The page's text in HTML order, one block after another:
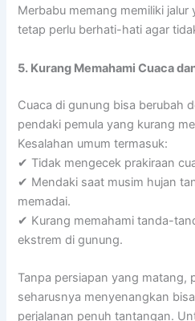
Merbabu memang memiliki
tetap perlu berhati-hati agar
5. Kurang Memahami Cuaca
Cuaca di gunung bisa berubah
pendaki pemula yang kurang
Kesalahan umum termasuk:
✔ Tidak mengecek prakiraan
✔ Mendaki saat musim hujan
memadai.
✔ Kurang memahami tanda-
ekstrem di gunung.
Tanpa persiapan yang matang,
seharusnya menyenangkan
perjalanan penuh tantangan.